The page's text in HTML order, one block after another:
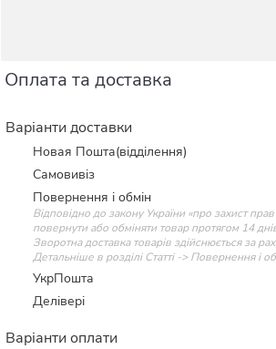
Оплата та доставка
Варіанти доставки
Новая Пошта(відділення)
Самовивіз
Повернення і обмін
Відповідно до закону України «про захист
повернути або обміняти товар протягом 14
Зворотна доставка товарів здійснюється за
Детальніше в розділі Статті -> Повернення і
УкрПошта
Делівері
Варіанти оплати